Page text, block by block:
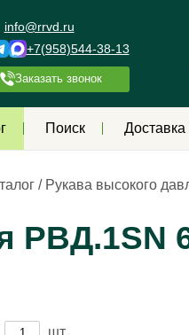
info@rrvd.ru
+7(958)544-38-13
Заказать звонок
Поиск Доставка
/ Рукава высокого
шт.